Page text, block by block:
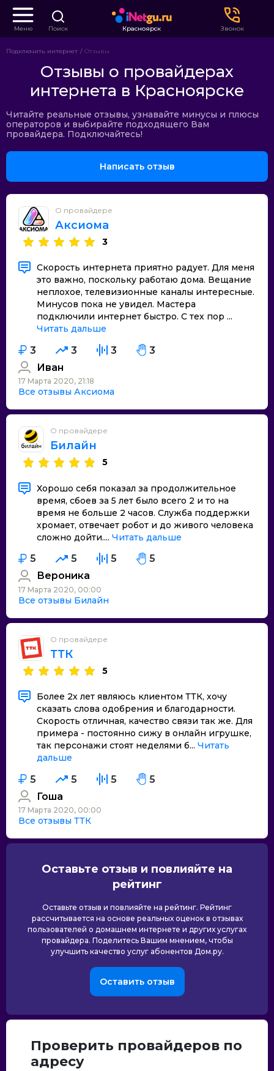
Меню Поиск Красноярск Звонок
Подключить интернет Отзывы
Отзывы о провайдерах
интернета в Красноярске
Читайте реальные отзывы, узнавайте минусы и плюсы
операторов и выбирайте подходящего Вам
провайдера. Подключайтесь!
Написать отзыв
О провайдере
Аксиома
3
Скорость интернета приятно радует. Для меня
это важно, поскольку работаю дома. Вещание
неплохое, телевизионные каналы интересные.
Минусов пока не увидел. Мастера
подключили интернет быстро. С тех пор ...
Читать дальше
3 3 3
3
Иван
17 Марта 2020, 21:18
Все отзывы Аксиома
О провайдере
Билайн
5
Хорошо себя показал за продолжительное
время, сбоев за 5 лет было всего 2 и то на
время не больше 2 часов. Служба поддержки
хромает, отвечает робот и до живого человека
сложно дойти.... Читать дальше
5 5 5
5
Вероника
17 Марта 2020, 00:00
Все отзывы Билайн
О провайдере
ТТК
5
Более 2х лет являюсь клиентом ТТК, хочу
сказать слова одобрения и благодарности.
Скорость отличная, качество связи так же. Для
примера - постоянно сижу в онлайн игрушке,
так персонажи стоят неделями б... Читать
дальше
5 5 5
5
Гоша
17 Марта 2020, 00:00
Все отзывы ТТК
Оставьте отзыв и повлияйте на
рейтинг
Оставьте отзыв и повлияйте на рейтинг. Рейтинг
рассчитывается на основе реальных оценок в отзывах
пользователей о домашнем интернете и других услугах
провайдера. Поделитесь Вашим мнением, чтобы
улучшить качество услуг абонентов Дом.ру.
Оставить отзыв
Проверить провайдеров по
адресу